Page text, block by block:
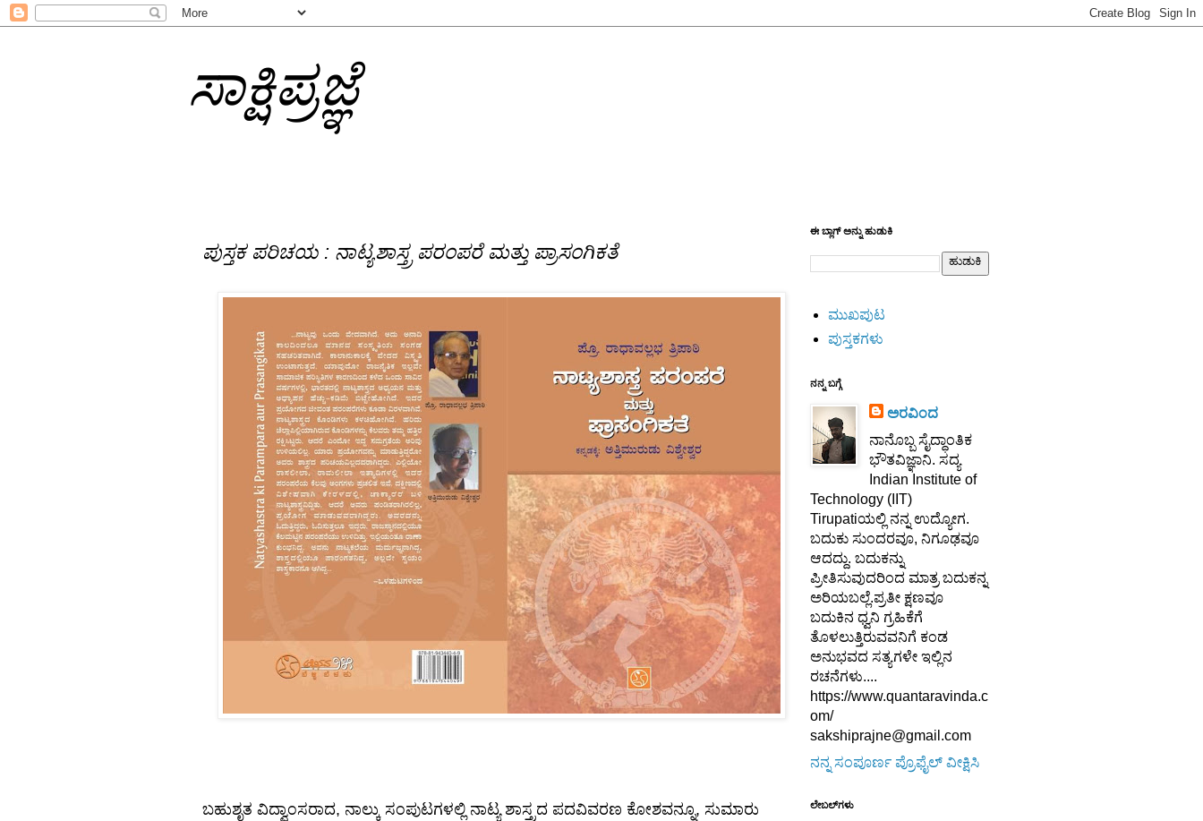
ಸಾಕ್ಷಿಪ್ರಜ್ಞೆ
ಪುಸ್ತಕ ಪರಿಚಯ : ನಾಟ್ಯಶಾಸ್ತ್ರ ಪರಂಪರೆ ಮತ್ತು ಪ್ರಾಸಂಗಿಕತೆ
ಬಹುಶೃತ ವಿದ್ವಾಂಸರಾದ, ನಾಲ್ಕು ಸಂಪುಟಗಳಲ್ಲಿ ನಾಟ್ಯ ಶಾಸ್ತ್ರದ ಪದವಿವರಣ ಕೋಶವನ್ನೂ, ಸುಮಾರು
ಈ ಬ್ಲಾಗ್ ಅನ್ನು ಹುಡುಕಿ
ಮುಖಪುಟ
ಪುಸ್ತಕಗಳು
ನನ್ನ ಬಗ್ಗೆ
ಅರವಿಂದ
ನಾನೊಬ್ಬ ಸೈದ್ಧಾಂತಿಕ
ಭೌತವಿಜ್ಞಾನಿ. ಸದ್ಯ
Indian Institute of
Technology (IIT)
Tirupatiಯಲ್ಲಿ ನನ್ನ ಉದ್ಯೋಗ.
ಬದುಕು ಸುಂದರವೂ, ನಿಗೂಢವೂ
ಆದದ್ದು. ಬದುಕನ್ನು
ಪ್ರೀತಿಸುವುದರಿಂದ ಮಾತ್ರ ಬದುಕನ್ನ
ಅರಿಯಬಲ್ಲೆ.ಪ್ರತೀ ಕ್ಷಣವೂ
ಬದುಕಿನ ಧ್ವನಿ ಗ್ರಹಿಕೆಗೆ
ತೊಳಲುತ್ತಿರುವವನಿಗೆ ಕಂಡ
ಅನುಭವದ ಸತ್ಯಗಳೇ ಇಲ್ಲಿನ
ರಚನೆಗಳು....
https://www.quantaravinda.c
om/
sakshiprajne@gmail.com
ನನ್ನ ಸಂಪೂರ್ಣ ಪ್ರೊಫೈಲ್ ವೀಕ್ಷಿಸಿ
ಲೇಬಲ್‌ಗಳು